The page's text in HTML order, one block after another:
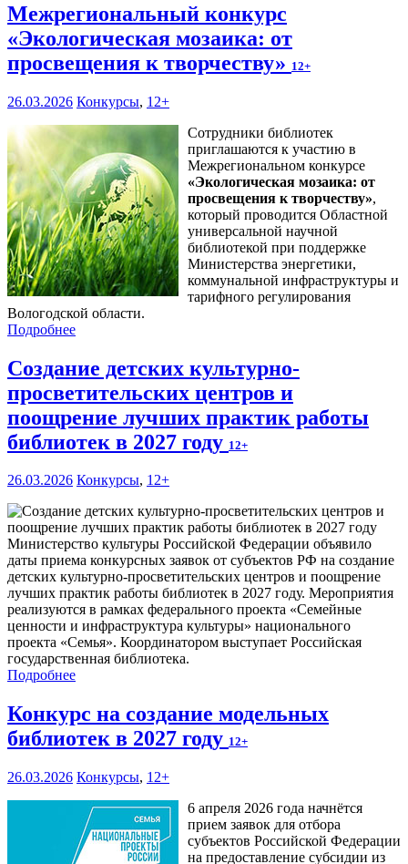
Межрегиональный конкурс
«Экологическая мозаика: от
просвещения к творчеству» 12+
26.03.2026 Конкурсы, 12+
Сотрудники библиотек
приглашаются к участию в
Межрегиональном конкурсе
«Экологическая мозаика: от
просвещения к творчеству»,
который проводится Областной
универсальной научной
библиотекой при поддержке
Министерства энергетики,
коммунальной инфраструктуры и
тарифного регулирования
Вологодской области.
Подробнее
Создание детских культурно-
просветительских центров и
поощрение лучших практик работы
библиотек в 2027 году 12+
26.03.2026 Конкурсы, 12+
Министерство культуры Российской Федерации объявило
даты приема конкурсных заявок от субъектов РФ на создание
детских культурно-просветительских центров и поощрение
лучших практик работы библиотек в 2027 году. Мероприятия
реализуются в рамках федерального проекта «Семейные
ценности и инфраструктура культуры» национального
проекта «Семья». Координатором выступает Российская
государственная библиотека.
Подробнее
Конкурс на создание модельных
библиотек в 2027 году 12+
26.03.2026 Конкурсы, 12+
6 апреля 2026 года начнётся
прием заявок для отбора
субъектов Российской Федерации
на предоставление субсидии из